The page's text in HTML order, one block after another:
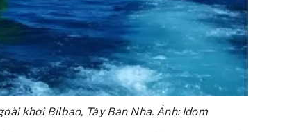
khơi Bilbao, Tây Ban Nha. Ảnh: Idom